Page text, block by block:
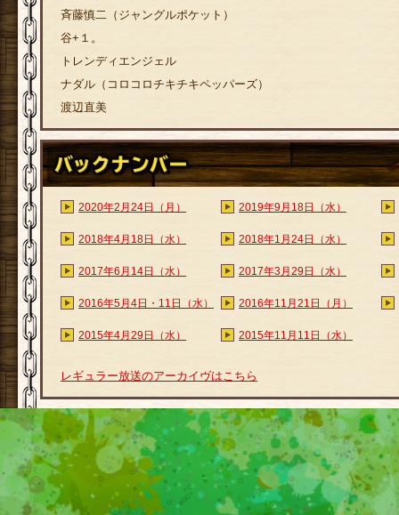
斉藤慎二（ジャングルポケット）
谷+１。
トレンディエンジェル
ナダル（コロコロチキチキペッパーズ）
渡辺直美
2020年2月24日（月） 2019年9月18日（水）
2018年4月18日（水） 2018年1月24日（水）
2017年6月14日（水） 2017年3月29日（水）
2016年5月4日・11日（水） 2016年11月21日（月）
2015年4月29日（水） 2015年11月11日（水）
レギュラー放送のアーカイヴはこちら